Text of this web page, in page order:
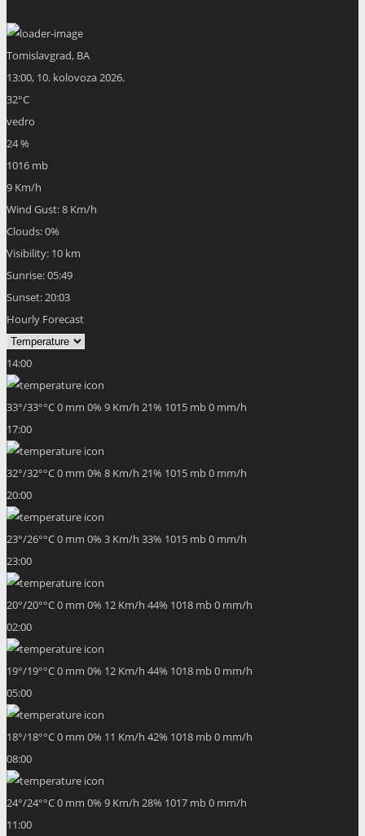
Tomislavgrad, BA
13:00, 10. kolovoza 2026.
32°C
vedro
24 %
1016 mb
9 Km/h
Wind Gust:8 Km/h
Clouds:0%
Visibility: 10 km
Sunrise:05:49
Sunset:20:03
Hourly Forecast
14:00
33°/33°°C0 mm 0% 9 Km/h 21% 1015 mb0 mm/h
17:00
32°/32°°C0 mm 0% 8 Km/h 21% 1015 mb0 mm/h
20:00
23°/26°°C0 mm 0% 3 Km/h 33% 1015 mb0 mm/h
23:00
20°/20°°C0 mm 0% 12 Km/h 44% 1018 mb0 mm/h
02:00
19°/19°°C0 mm 0% 12 Km/h 44% 1018 mb0 mm/h
05:00
18°/18°°C0 mm 0% 11 Km/h 42% 1018 mb0 mm/h
08:00
24°/24°°C0 mm 0% 9 Km/h 28% 1017 mb0 mm/h
11:00